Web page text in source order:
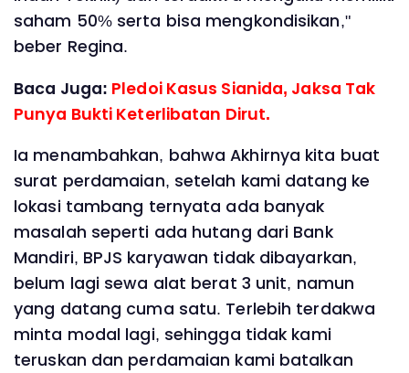
saham 50% serta bisa mengkondisikan,"
beber Regina.
Baca Juga: Pledoi Kasus Sianida, Jaksa Tak
Punya Bukti Keterlibatan Dirut.
Ia menambahkan, bahwa Akhirnya kita buat
surat perdamaian, setelah kami datang ke
lokasi tambang ternyata ada banyak
masalah seperti ada hutang dari Bank
Mandiri, BPJS karyawan tidak dibayarkan,
belum lagi sewa alat berat 3 unit, namun
yang datang cuma satu. Terlebih terdakwa
minta modal lagi, sehingga tidak kami
teruskan dan perdamaian kami batalkan